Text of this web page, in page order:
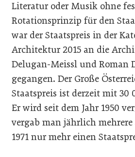
Literatur oder Musik ohne
Rotationsprinzip für den
war der Staatspreis in der
Architektur 2015 an die
Delugan-Meissl und Roman
gegangen. Der Große
Staatspreis ist derzeit mit 30
Er wird seit dem Jahr 1950
vergab man jährlich mehrere
1971 nur mehr einen